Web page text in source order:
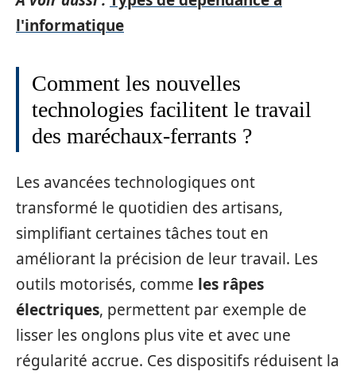
l'informatique
Comment les nouvelles
technologies facilitent le travail
des maréchaux-ferrants ?
Les avancées technologiques ont
transformé le quotidien des artisans,
simplifiant certaines tâches tout en
améliorant la précision de leur travail. Les
outils motorisés, comme les râpes
électriques, permettent par exemple de
lisser les onglons plus vite et avec une
régularité accrue. Ces dispositifs réduisent la